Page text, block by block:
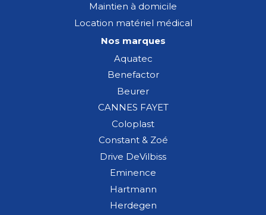
Maintien à domicile
Location matériel médical
Nos marques
Aquatec
Benefactor
Beurer
CANNES FAYET
Coloplast
Constant & Zoé
Drive DeVilbiss
Eminence
Hartmann
Herdegen